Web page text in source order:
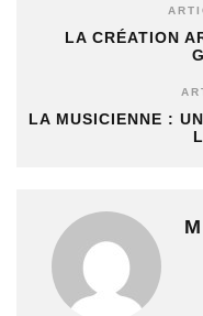
LA CRÉATION
LA MUSICIENNE :